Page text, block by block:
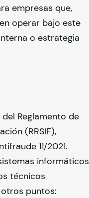
empresas que,
operar bajo este
o estrategia
Reglamento de
(RRSIF),
11/2021.
informáticos
técnicos
puntos: